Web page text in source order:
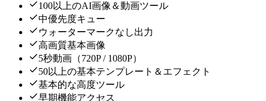
100以上のAI画像＆動画ツール
中優先度キュー
ウォーターマークなし出力
高画質基本画像
5秒動画（720P / 1080P）
50以上の基本テンプレート＆エフェクト
基本的な高度ツール
早期機能アクセス